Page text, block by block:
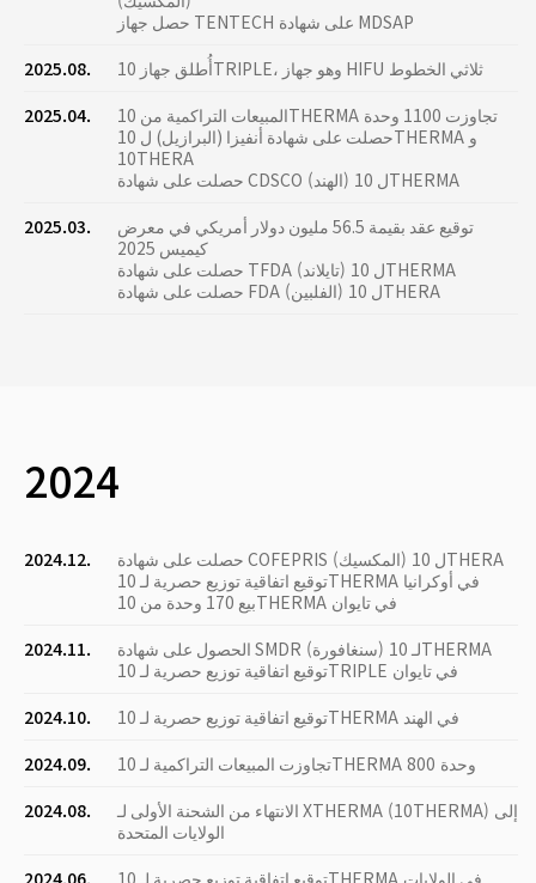
حصل جهاز TENTECH على شهادة MDSAP
2025.08.
أُطلق جهاز 10TRIPLE، وهو جهاز HIFU ثلاثي الخطوط
2025.04.
المبيعات التراكمية من 10THERMA تجاوزت 1100 وحدة
حصلت على شهادة أنفيزا (البرازيل) ل 10THERMA و
10THERA
حصلت على شهادة CDSCO (الهند) ل 10THERMA
2025.03.
توقيع عقد بقيمة 56.5 مليون دولار أمريكي في معرض
كيميس 2025
حصلت على شهادة TFDA (تايلاند) ل 10THERMA
حصلت على شهادة FDA (الفلبين) ل 10THERA
2024
2024.12.
حصلت على شهادة COFEPRIS (المكسيك) ل 10THERA
توقيع اتفاقية توزيع حصرية لـ 10THERMA في أوكرانيا
بيع 170 وحدة من 10THERMA في تايوان
2024.11.
الحصول على شهادة SMDR (سنغافورة) لـ 10THERMA
توقيع اتفاقية توزيع حصرية لـ 10TRIPLE في تايوان
2024.10.
توقيع اتفاقية توزيع حصرية لـ 10THERMA في الهند
2024.09.
تجاوزت المبيعات التراكمية لـ 10THERMA 800 وحدة
2024.08.
الانتهاء من الشحنة الأولى لـ XTHERMA (10THERMA) إلى
الولايات المتحدة